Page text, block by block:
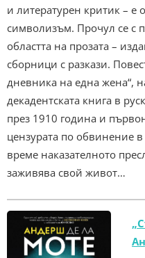
и литературен критик – е
символизъм. Прочул се с
областта на прозата –
сборници с разкази.
дневника на една жена“,
декадентската книга в
през 1910 година и
цензурата по обвинение
време наказателното
заживява свой живот…